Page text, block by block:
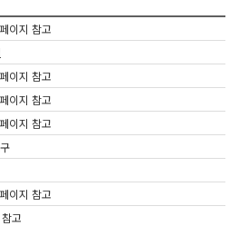
이지 참고
이지 참고
이지 참고
이지 참고
이지 참고
고